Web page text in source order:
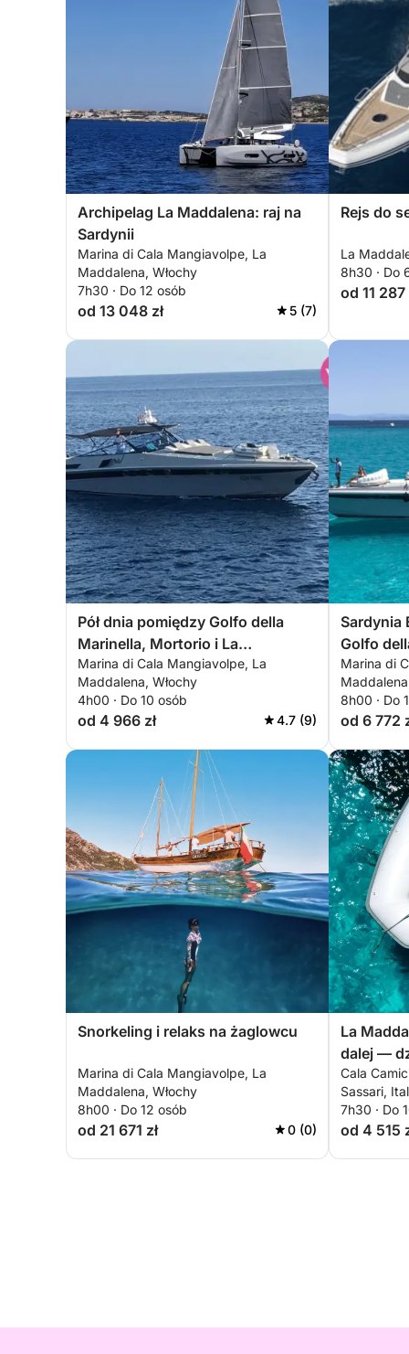
Archipelag La Maddalena: raj na
Sardynii
Marina di Cala Mangiavolpe, La
Maddalena, Włochy
7h30 · Do 12 osób
od 13 048 zł 5 (7)
Rejs do
La
8h30 · Do
od 11 287
Pół dnia pomiędzy Golfo della
Marinella, Mortorio i La
Maddalena
Marina di Cala Mangiavolpe, La
Maddalena, Włochy
4h00 · Do 10 osób
od 4 966 zł 4.7 (9)
Sardynia
Golfo
Marina di
8h00 · Do
od 6 772
Snorkeling i relaks na żaglowcu
Marina di Cala Mangiavolpe, La
Maddalena, Włochy
8h00 · Do 12 osób
od 21 671 zł 0 (0)
La
dalej —
Cala
Sassari,
7h30 · Do
od 4 515